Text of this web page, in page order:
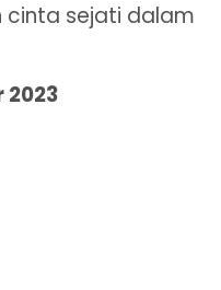
cinta sejati dalam
2023